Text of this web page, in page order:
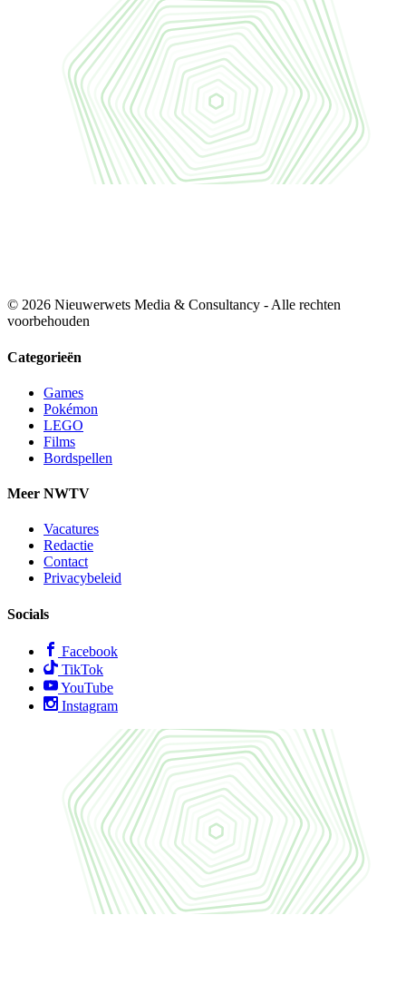
© 2026 Nieuwerwets Media & Consultancy - Alle rechten
voorbehouden
Categorieën
Games
Pokémon
LEGO
Films
Bordspellen
Meer NWTV
Vacatures
Redactie
Contact
Privacybeleid
Socials
Facebook
TikTok
YouTube
Instagram